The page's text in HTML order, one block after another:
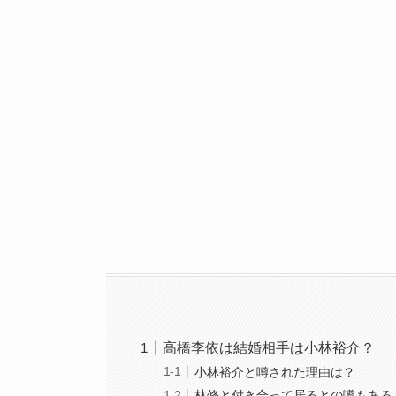
高橋李依は結婚相手は小林裕介？
小林裕介と噂された理由は？